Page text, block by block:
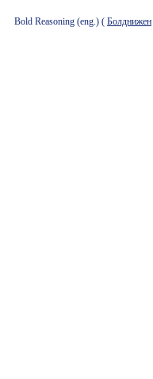
Bold Reasoning (eng.) ( Болднижен